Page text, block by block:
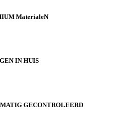
MaterialeN
IN HUIS
GECONTROLEERD